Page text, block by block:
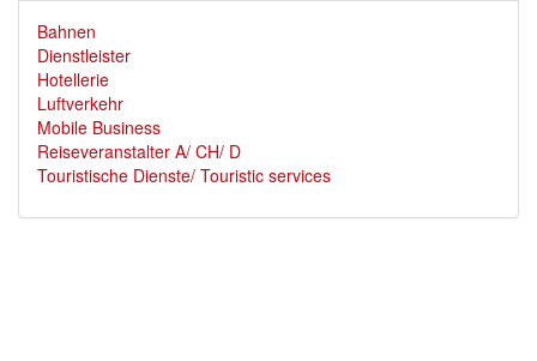
Bahnen
Dienstleister
Hotellerie
Luftverkehr
Mobile Business
Reiseveranstalter A/ CH/ D
Touristische Dienste/ Touristic services